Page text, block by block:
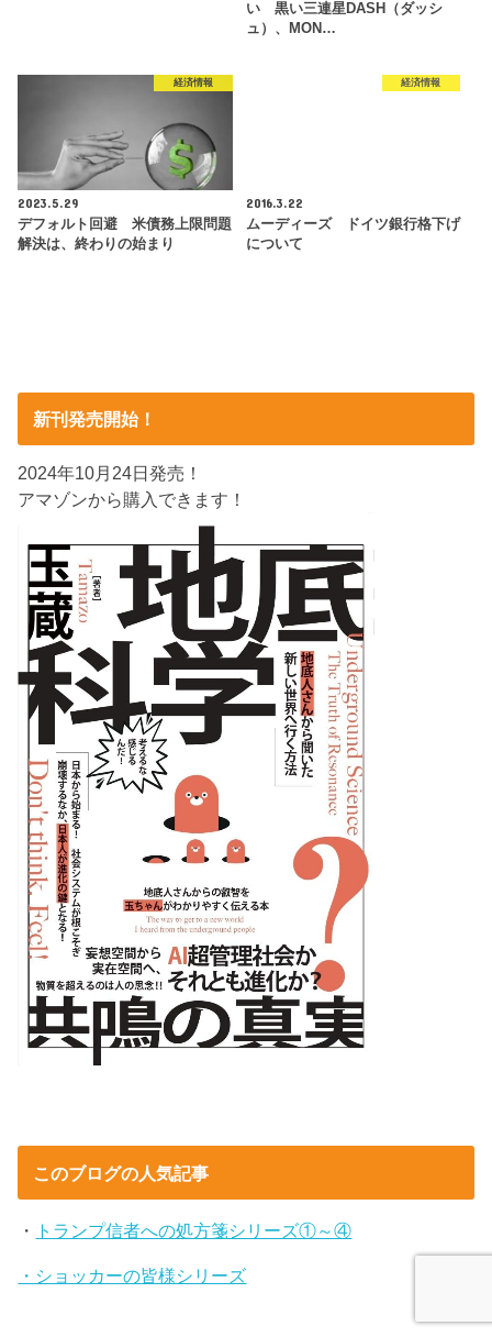
い 黒い三連星DASH（ダッシ
ュ）、MON…
経済情報
2023.5.29
デフォルト回避 米債務上限問題
解決は、終わりの始まり
経済情報
2016.3.22
ムーディーズ ドイツ銀行格下げ
について
新刊発売開始！
2024年10月24日発売！
アマゾンから購入できます！
このブログの人気記事
・ トランプ信者への処方箋シリーズ①～④
・ショッカーの皆様シリーズ